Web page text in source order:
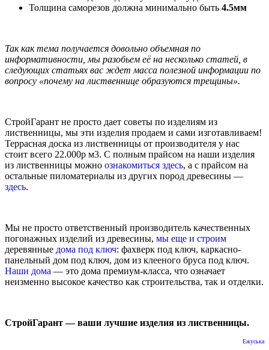
Толщина саморезов должна минимально быть 4.5мм
Так как тема получается довольно объемная по
информативности, мы разобьем её на несколько статей, в
следующих статьях вас ждет масса полезной информации по
вопросу «почему на лиственнице образуются трещины».
СтройГарант не просто дает советы по изделиям из
лиственницы, мы эти изделия продаем и сами изготавливаем!
Террасная доска из лиственницы от производителя у нас
стоит всего 22.000р м3. С полным прайсом на наши изделия
из лиственницы можно ознакомиться здесь, а с прайсом на
остальные пиломатериалы из других пород древесины —
здесь.
Мы не просто ответственный производитель качественных
погонажных изделий из древесины, мы еще и строим
деревянные дома под ключ: фахверк под ключ, каркасно-
панельный дом под ключ, дом из клееного бруса под ключ.
Наши дома — это дома премиум-класса, что означает
неизменно высокое качество как строительства, так и отделки.
СтройГарант — ваши лучшие изделия из лиственницы.
Ежуська